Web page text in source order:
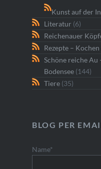
Kunst auf der
Literatur (6)
Reichenauer
Rezepte –
Schöne reiche Au
Bodensee(144)
Tiere(35)
BLOG PER
Name*